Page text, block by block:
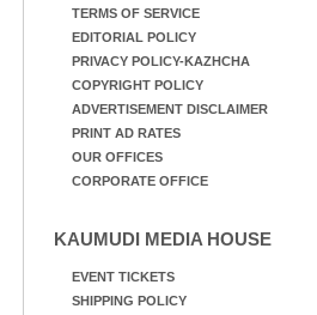
TERMS OF SERVICE
EDITORIAL POLICY
PRIVACY POLICY-KAZHCHA
COPYRIGHT POLICY
ADVERTISEMENT DISCLAIMER
PRINT AD RATES
OUR OFFICES
CORPORATE OFFICE
KAUMUDI MEDIA HOUSE
EVENT TICKETS
SHIPPING POLICY